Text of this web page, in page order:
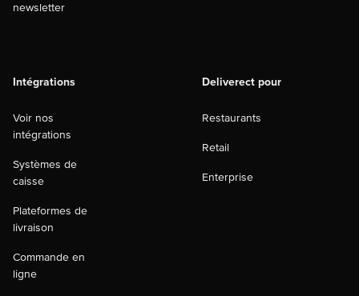
newsletter
Intégrations
Voir nos
intégrations
Systèmes de
caisse
Plateformes de
livraison
Commande en
ligne
Deliverect pour
Restaurants
Retail
Enterprise